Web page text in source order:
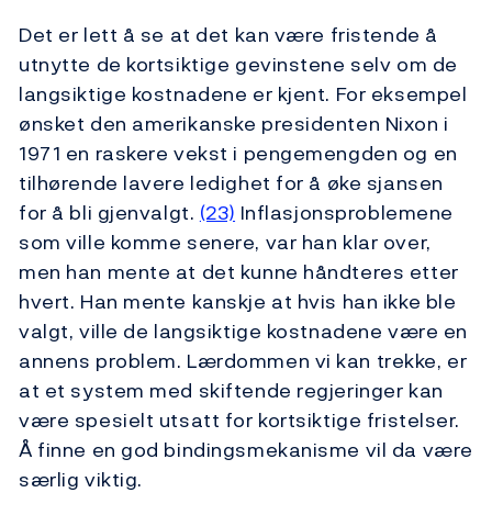
Det er lett å se at det kan være fristende å
utnytte de kortsiktige gevinstene selv om de
langsiktige kostnadene er kjent. For eksempel
ønsket den amerikanske presidenten Nixon i
1971 en raskere vekst i pengemengden og en
tilhørende lavere ledighet for å øke sjansen
for å bli gjenvalgt. (23) Inflasjonsproblemene
som ville komme senere, var han klar over,
men han mente at det kunne håndteres etter
hvert. Han mente kanskje at hvis han ikke ble
valgt, ville de langsiktige kostnadene være en
annens problem. Lærdommen vi kan trekke, er
at et system med skiftende regjeringer kan
være spesielt utsatt for kortsiktige fristelser.
Å finne en god bindingsmekanisme vil da være
særlig viktig.